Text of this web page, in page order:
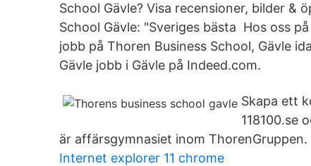
School Gävle? Visa recensioner, bilder &
School Gävle: "Sveriges bästa Hos oss
jobb på Thoren Business School, Gävle
Gävle jobb i Gävle på Indeed.com.
Skapa ett
118100.se
är affärsgymnasiet inom ThorenGruppen.
Internet explorer 11 chrome